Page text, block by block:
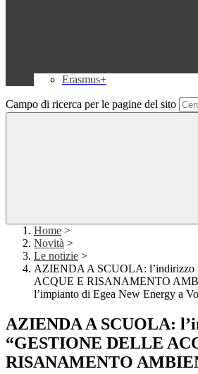
Erasmus+
Campo di ricerca per le pagine del sito
Home >
Novità >
Le notizie >
AZIENDA A SCUOLA:
ACQUE E RISANAMENTO
l’impianto di Egea New Energy a
AZIENDA A SCUOLA:
“GESTIONE DELLE
RISANAMENTO